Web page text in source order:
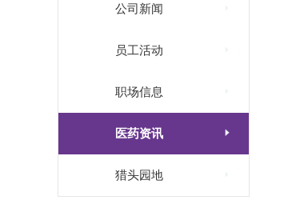
公司新闻
员工活动
职场信息
医药资讯 
猎头园地